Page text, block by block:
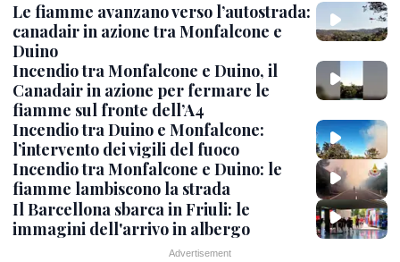
Le fiamme avanzano verso l’autostrada:
canadair in azione tra Monfalcone e
Duino
Incendio tra Monfalcone e Duino, il
Canadair in azione per fermare le
fiamme sul fronte dell’A4
Incendio tra Duino e Monfalcone:
l’intervento dei vigili del fuoco
Incendio tra Monfalcone e Duino: le
fiamme lambiscono la strada
Il Barcellona sbarca in Friuli: le
immagini dell'arrivo in albergo